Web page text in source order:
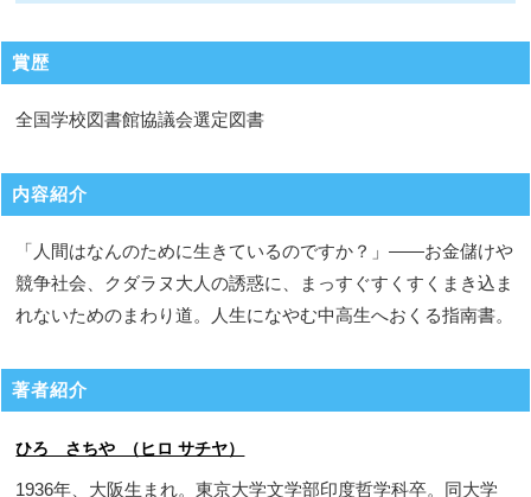
賞歴
全国学校図書館協議会選定図書
内容紹介
「人間はなんのために生きているのですか？」――お金儲けや
競争社会、クダラヌ大人の誘惑に、まっすぐすくすくまき込ま
れないためのまわり道。人生になやむ中高生へおくる指南書。
著者紹介
ひろ さちや （ヒロ サチヤ）
1936年、大阪生まれ。東京大学文学部印度哲学科卒。同大学